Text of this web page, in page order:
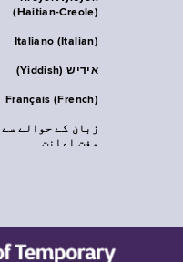
(Haitian-Creole)
Italiano (Italian)
אידיש (Yiddish)
Français (French)
زبان کے حوالے سے
مفت اعانت